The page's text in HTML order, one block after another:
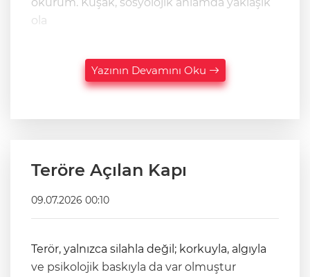
okurum. Kuşak, sosyolojik anlamda yaklaşık
ola
Yazının Devamını Oku
Teröre Açılan Kapı
09.07.2026 00:10
Terör, yalnızca silahla değil; korkuyla, algıyla
ve psikolojik baskıyla da var olmuştur